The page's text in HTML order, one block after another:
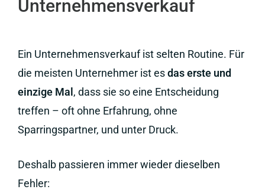
Unternehmensverkauf
Ein Unternehmensverkauf ist selten Routine. Für
die meisten Unternehmer ist esdas erste und
einzige Mal, dass sie so eine Entscheidung
treffen – oft ohne Erfahrung, ohne
Sparringspartner, und unter Druck.
Deshalb passieren immer wieder dieselben
Fehler: